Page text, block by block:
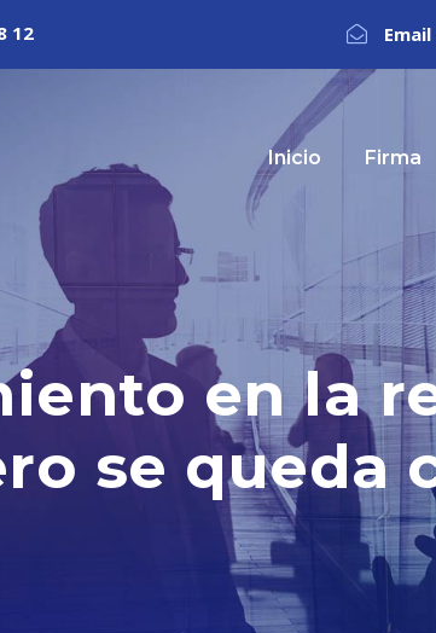
12
Inicio Firma
en la
se queda